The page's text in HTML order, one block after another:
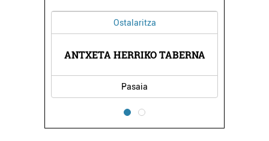
Ostalaritza
ANTXETA HERRIKO TABERNA
Pasaia